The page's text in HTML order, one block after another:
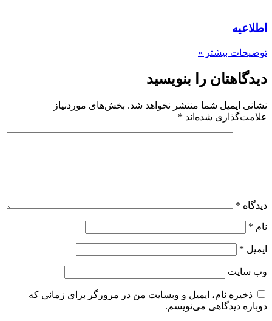
اطلاعیه
توضیحات بیشتر »
دیدگاهتان را بنویسید
نشانی ایمیل شما منتشر نخواهد شد. بخش‌های موردنیاز
علامت‌گذاری شده‌اند *
دیدگاه *
نام *
ایمیل *
وب‌ سایت
ذخیره نام، ایمیل و وبسایت من در مرورگر برای زمانی که
دوباره دیدگاهی می‌نویسم.